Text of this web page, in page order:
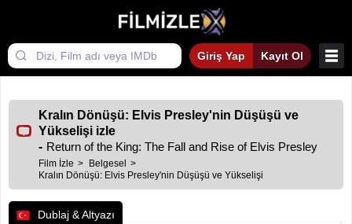
Giriş Yap Kayıt Ol
Kralın Dönüşü: Elvis Presley'nin Düşüşü ve
Yükselişi izle
- Return of the King: The Fall and Rise of Elvis Presley
Film İzle
Belgesel
Kralın Dönüşü: Elvis Presley'nin Düşüşü ve Yükselişi
Dublaj & Altyazı